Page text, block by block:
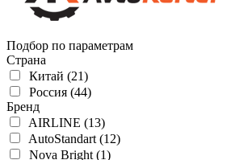
Подбор по параметрам
Страна
Китай (21)
Россия (44)
Бренд
AIRLINE (13)
AutoStandart (12)
Nova Bright (1)